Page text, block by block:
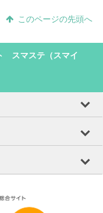
このページの先頭へ
スマステ（スマイ